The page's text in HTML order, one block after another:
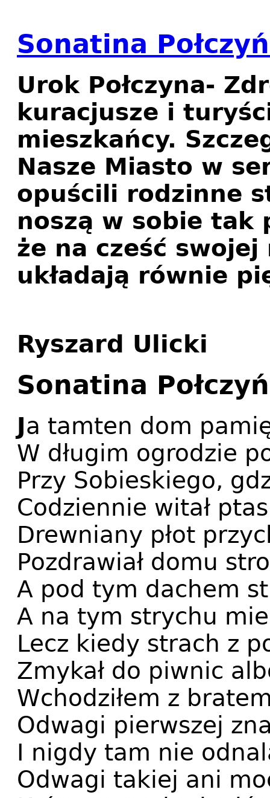
Sonatina
Urok Połczyna-
kuracjusze i
mieszkańcy.
Nasze Miasto w
opuścili rodzinne
noszą w sobie tak
że na cześć swojej
układają równie
Ryszard Ulicki
Sonatina
Ja tamten dom
W długim ogrodzie
Przy Sobieskiego,
Codziennie witał
Drewniany płot
Pozdrawiał domu
A pod tym dachem
A na tym strychu
Lecz kiedy strach z
Zmykał do piwnic
Wchodziłem z
Odwagi pierwszej
I nigdy tam nie
Odwagi takiej ani